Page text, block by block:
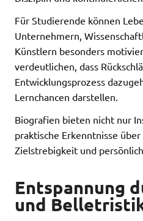
Für Studierende können
Unternehmern,
Künstlern besonders
verdeutlichen, dass
Entwicklungsprozess
Lernchancen darstellen.
Biografien bieten nicht nur
praktische Erkenntnisse
Zielstrebigkeit und
Entspannung
und